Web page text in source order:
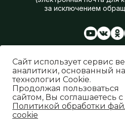
за исключением
Сферы
Генеральный
О
Бюджет
Об использовании
Политика обработки
Политика обработки
Сайт использует сервис
аналитики, основанный на
технологии Cookie.
Продолжая пользоваться
сайтом, Вы соглашаетесь с
Политикой обработки
cookie